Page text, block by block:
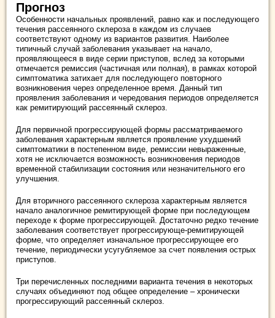
Прогноз
Особенности начальных проявлений, равно как и последующего
течения рассеянного склероза в каждом из случаев
соответствуют одному из вариантов развития. Наиболее
типичный случай заболевания указывает на начало,
проявляющееся в виде серии приступов, вслед за которыми
отмечается ремиссия (частичная или полная), в рамках которой
симптоматика затихает для последующего повторного
возникновения через определенное время. Данный тип
проявления заболевания и чередования периодов определяется
как ремитирующий рассеянный склероз.
Для первичной прогрессирующей формы рассматриваемого
заболевания характерным является проявление ухудшений
симптоматики в постепенном виде, ремиссии невыраженные,
хотя не исключается возможность возникновения периодов
временной стабилизации состояния или незначительного его
улучшения.
Для вторичного рассеянного склероза характерным является
начало аналогичное ремитирующей форме при последующем
переходе к форме прогрессирующей. Достаточно редко течение
заболевания соответствует прогрессирующе-ремитирующей
форме, что определяет изначальное прогрессирующее его
течение, периодически усугубляемое за счет появления острых
приступов.
Три перечисленных последними варианта течения в некоторых
случаях объединяют под общее определение – хронически
прогрессирующий рассеянный склероз.